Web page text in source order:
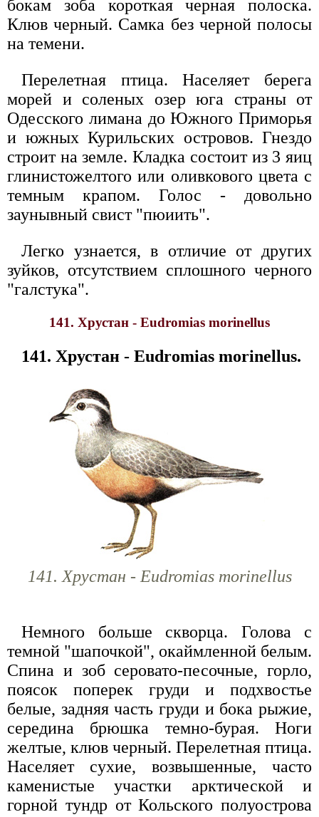
бокам зоба короткая черная полоска.
Клюв черный. Самка без черной полосы
на темени.
Перелетная птица. Населяет берега
морей и соленых озер юга страны от
Одесского лимана до Южного Приморья
и южных Курильских островов. Гнездо
строит на земле. Кладка состоит из 3 яиц
глинистожелтого или оливкового цвета с
темным крапом. Голос - довольно
заунывный свист "пюиить".
Легко узнается, в отличие от других
зуйков, отсутствием сплошного черного
"галстука".
141. Хрустан - Eudromias morinellus
141. Хрустан - Eudromias morinellus.
141. Хрустан - Eudromias morinellus
Немного больше скворца. Голова с
темной "шапочкой", окаймленной белым.
Спина и зоб серовато-песочные, горло,
поясок поперек груди и подхвостье
белые, задняя часть груди и бока рыжие,
середина брюшка темно-бурая. Ноги
желтые, клюв черный. Перелетная птица.
Населяет сухие, возвышенные, часто
каменистые участки арктической и
горной тундр от Кольского полуострова